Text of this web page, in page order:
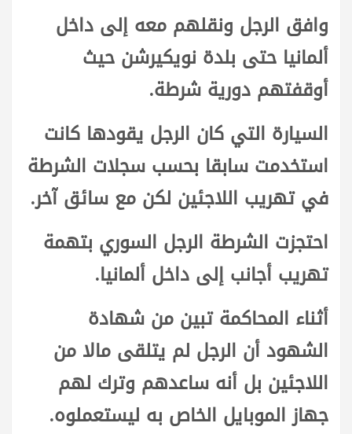
وافق الرجل ونقلهم معه إلى داخل
ألمانيا حتى بلدة نويكيرشن حيث
أوقفتهم دورية شرطة.
السيارة التي كان الرجل يقودها كانت
استخدمت سابقا بحسب سجلات الشرطة
في تهريب اللاجئين لكن مع سائق آخر.
احتجزت الشرطة الرجل السوري بتهمة
تهريب أجانب إلى داخل ألمانيا.
أثناء المحاكمة تبين من شهادة
الشهود أن الرجل لم يتلقى مالا من
اللاجئين بل أنه ساعدهم وترك لهم
جهاز الموبايل الخاص به ليستعملوه.